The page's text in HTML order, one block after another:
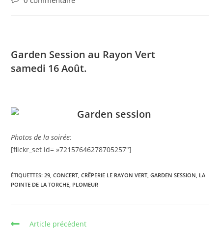
Garden Session au Rayon Vert
samedi 16 Août.
Photos de la soirée:
[flickr_set id= »72157646278705257″]
ÉTIQUETTES:29 CONCERT CRÊPERIE LE RAYON VERT GARDEN SESSION LA
POINTE DE LA TORCHE PLOMEUR
Article précédent